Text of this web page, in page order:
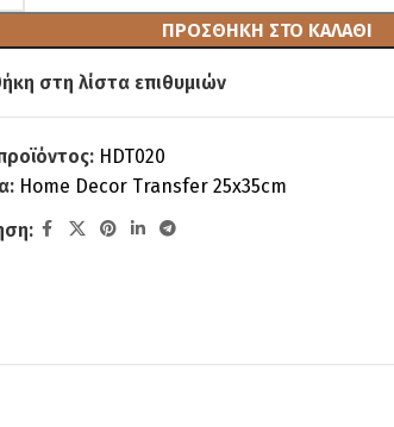
ΠΡΟΣΘΉΚΗ ΣΤΟ ΚΑΛΆΘΙ
στη λίστα επιθυμιών
HDT020
Home Decor Transfer 25x35cm